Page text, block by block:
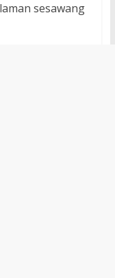
sesawang